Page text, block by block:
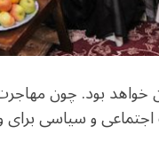
خواهد بود. چون
اجتماعی و سیاسی